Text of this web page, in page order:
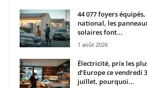
44 077 foyers
national, les
solaires font...
1 août 2026
Électricité, prix les
d’Europe ce vendredi
juillet, pourquoi...